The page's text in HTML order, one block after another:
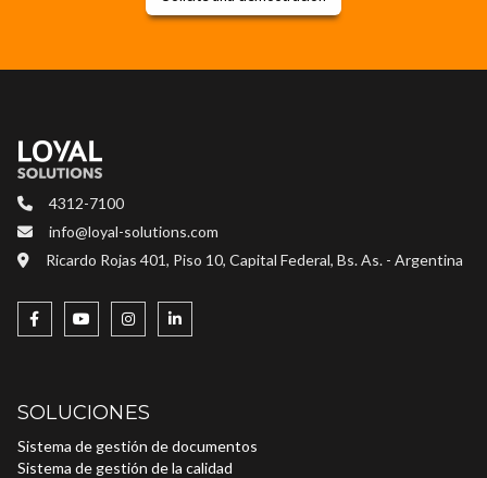
4312-7100
info@loyal-solutions.com
Ricardo Rojas 401, Piso 10, Capital Federal, Bs. As. - Argentina
SOLUCIONES
Sistema de gestión de documentos
Sistema de gestión de la calidad